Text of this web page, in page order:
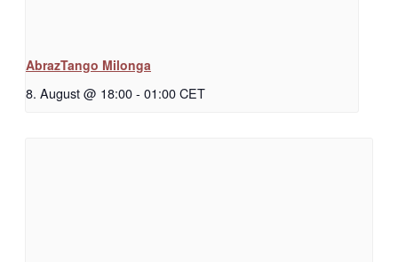
AbrazTango Milonga
8. August @ 18:00- 01:00CET